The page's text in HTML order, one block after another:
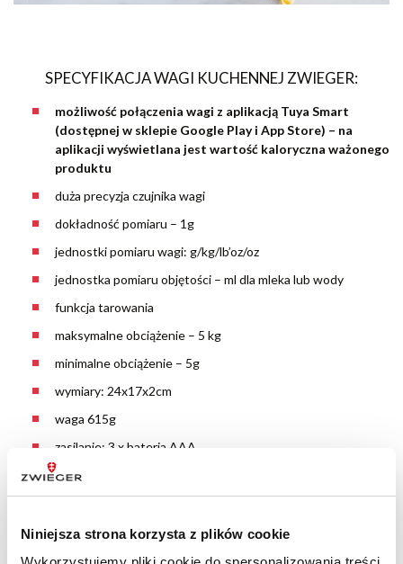
Niniejsza strona korzysta z plików cookie
SPECYFIKACJA WAGI KUCHENNEJ ZWIEGER:
możliwość połączenia wagi z aplikacją Tuya Smart
(dostępnej w sklepie Google Play i App Store) – na
aplikacji wyświetlana jest wartość kaloryczna ważonego
produktu
duża precyzja czujnika wagi
dokładność pomiaru – 1g
jednostki pomiaru wagi: g/kg/lb’oz/oz
jednostka pomiaru objętości – ml dla mleka lub wody
funkcja tarowania
maksymalne obciążenie – 5 kg
minimalne obciążenie – 5g
wymiary: 24x17x2cm
waga 615g
zasilanie: 3 x bateria AAA
wskaźnik wyczerpania baterii